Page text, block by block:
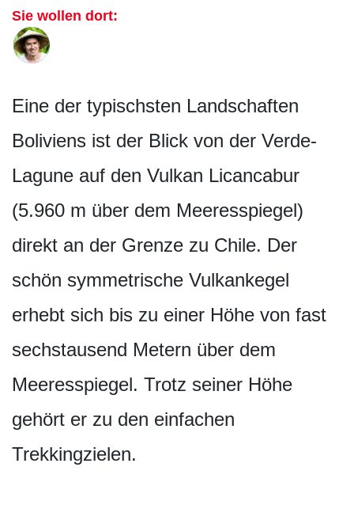
Sie wollen dort:
Eine der typischsten Landschaften
Boliviens ist der Blick von der Verde-
Lagune auf den Vulkan Licancabur
(5.960 m über dem Meeresspiegel)
direkt an der Grenze zu Chile. Der
schön symmetrische Vulkankegel
erhebt sich bis zu einer Höhe von fast
sechstausend Metern über dem
Meeresspiegel. Trotz seiner Höhe
gehört er zu den einfachen
Trekkingzielen.